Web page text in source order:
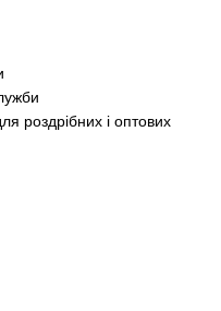
роздрібних і оптових